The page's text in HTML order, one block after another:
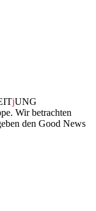
jUNG
Wir betrachten
den Good News